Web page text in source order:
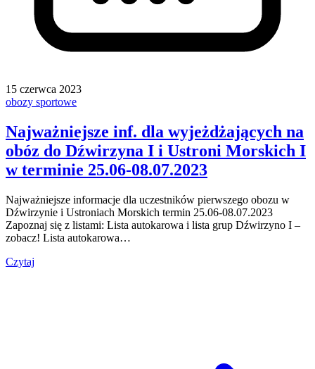
15 czerwca 2023
obozy sportowe
Najważniejsze inf. dla wyjeżdżających na
obóz do Dźwirzyna I i Ustroni Morskich I
w terminie 25.06-08.07.2023
Najważniejsze informacje dla uczestników pierwszego obozu w
Dźwirzynie i Ustroniach Morskich termin 25.06-08.07.2023
Zapoznaj się z listami: Lista autokarowa i lista grup Dźwirzyno I –
zobacz! Lista autokarowa…
Czytaj